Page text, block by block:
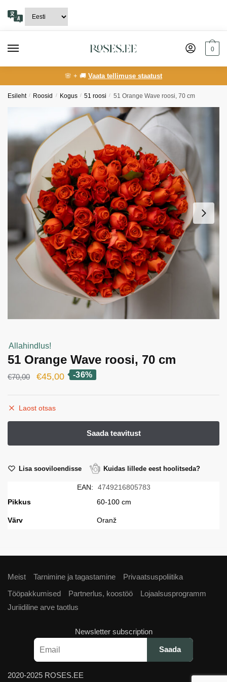
navigation
content
0
🌸 + 🚚 Vaata tellimuse staatust
Esileht / Roosid / Kogus / 51 roosi / 51 Orange Wave roosi, 70 cm
Allahindlus!
51 Orange Wave roosi, 70 cm
€70,00
Algne
oli:
€70,00.
€45,00Current
€45,00.
-36%
Laost otsas
Lisa sooviloendisse Kuidas lillede eest hoolitseda?
EAN:
4749216805783
Pikkus
60-100 cm
Värv Oranž
Meist Tarnimine ja tagastamine
Privaatsuspoliitika
Tööpakkumised
Partnerlus, koostöö
Lojaalsusprogramm
Juriidiline arve taotlus
Newsletter subscription
2020-2025 ROSES.EE